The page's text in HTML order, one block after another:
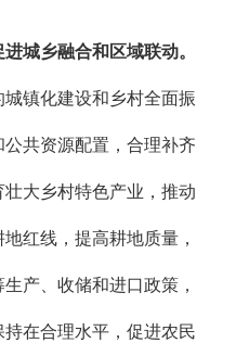
城乡融合和区域联动。
镇化建设和乡村全面振
共资源配置，合理补齐
大乡村特色产业，推动
红线，提高耕地质量，
产、收储和进口政策，
在合理水平，促进农民